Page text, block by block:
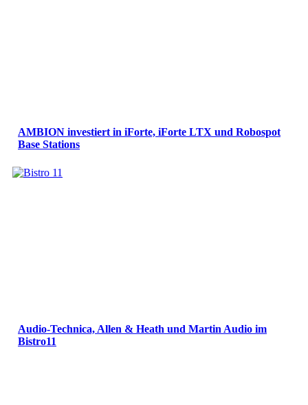
AMBION investiert in iForte, iForte LTX und Robospot
Base Stations
Audio-Technica, Allen & Heath und Martin Audio im
Bistro11